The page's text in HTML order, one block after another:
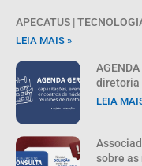
APECATUS |
LEIA MAIS »
diretoria
LEIA
sobre as